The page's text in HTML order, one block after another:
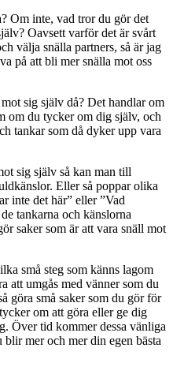
Om inte, vad tror du gör det
Oavsett varför det är svårt
välja snälla partners, så är jag
på att bli mer snälla mot oss
sig själv då? Det handlar om
om du tycker om dig själv, och
tankar som då dyker upp vara
sig själv så kan man till
Eller så poppar olika
inte det här” eller ”Vad
tankarna och känslorna
saker som är att vara snäll mot
små steg som känns lagom
att umgås med vänner som du
göra små saker som du gör för
om att göra eller ge dig
Över tid kommer dessa vänliga
mer och mer din egen bästa